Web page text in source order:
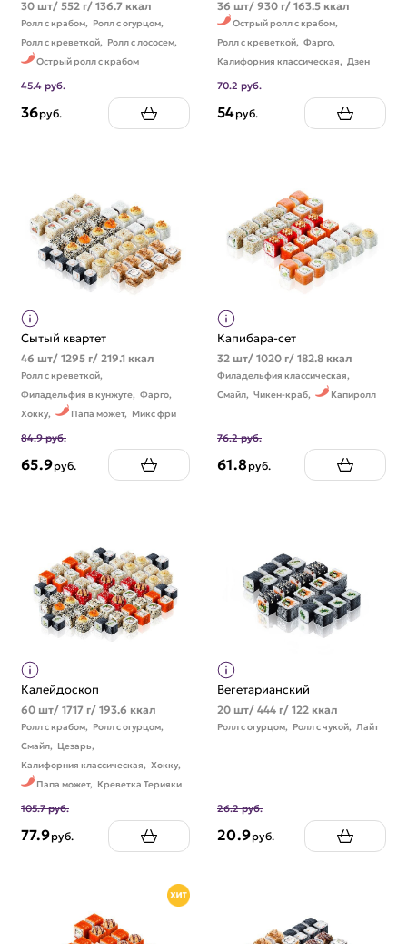
30 шт/ 552 г/ 136.7 ккал
Ролл с крабом, Ролл с огурцом,
Ролл с креветкой, Ролл с лососем,
Острый ролл с крабом
45.4 руб.
36руб.
36 шт/ 930 г/ 163.5 ккал
Острый ролл с крабом,
Ролл с креветкой, Фарго,
Калифорния классическая, Дзен
70.2 руб.
54руб.
Сытый квартет
46 шт/ 1295 г/ 219.1 ккал
Ролл с креветкой,
Филадельфия в кунжуте, Фарго,
Хокку,
Папа может, Микс фри
84.9 руб.
65.9руб.
Капибара-сет
32 шт/ 1020 г/ 182.8 ккал
Филадельфия классическая,
Смайл, Чикен-краб, Капиролл
76.2 руб.
61.8 руб.
Калейдоскоп
60 шт/ 1717 г/ 193.6 ккал
Ролл с крабом, Ролл с огурцом,
Смайл, Цезарь,
Калифорния классическая, Хокку,
Папа может, Креветка Терияки
105.7 руб.
77.9руб.
Вегетарианский
20 шт/ 444 г/ 122 ккал
Ролл с огурцом, Ролл с чукой, Лайт
26.2 руб.
20.9руб.